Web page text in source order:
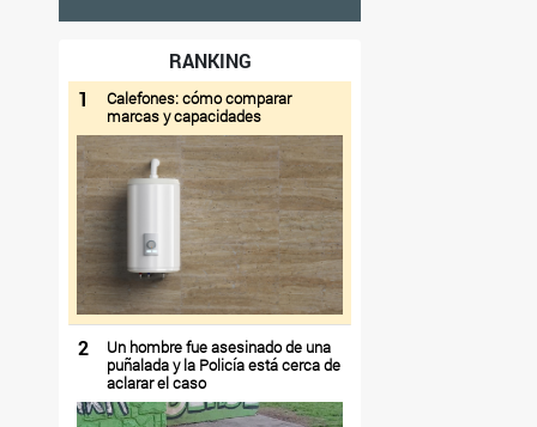
RANKING
1
Calefones: cómo comparar
marcas y capacidades
2
Un hombre fue asesinado de una
puñalada y la Policía está cerca de
aclarar el caso